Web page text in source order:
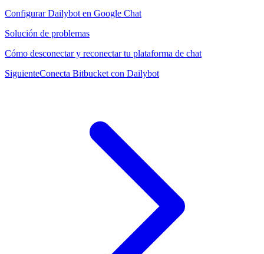
Configurar Dailybot en Google Chat
Solución de problemas
Cómo desconectar y reconectar tu plataforma de chat
SiguienteConecta Bitbucket con Dailybot